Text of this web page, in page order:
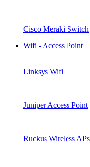
Cisco Meraki Switch
Wifi - Access Point
Linksys Wifi
Juniper Access Point
Ruckus Wireless APs